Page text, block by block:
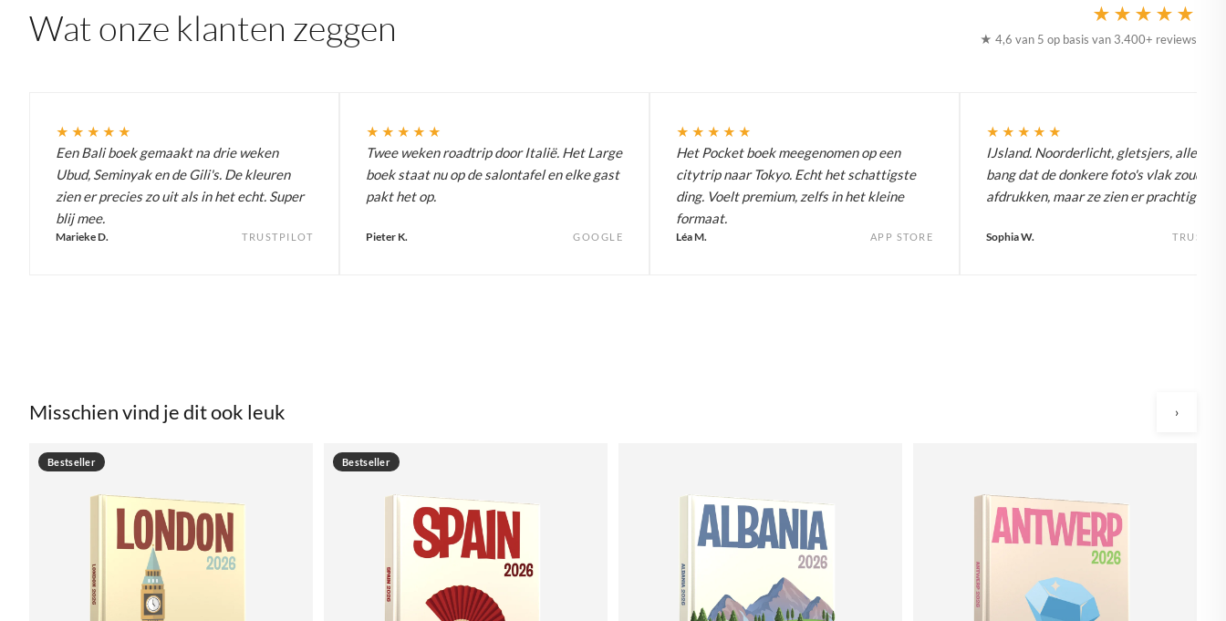
Wat onze klanten zeggen ★★★★★
★ 4,6 van 5 op basis van 3.400+ reviews
★★★★★
Een Bali boek gemaakt na drie weken
Ubud, Seminyak en de Gili's. De kleuren
zien er precies zo uit als in het echt. Super
blij mee.
Marieke D. TRUSTPILOT
★★★★★
Twee weken roadtrip door Italië. Het Large
boek staat nu op de salontafel en elke gast
pakt het op.
Pieter K. GOOGLE
★★★★★
Het Pocket boek meegenomen op een
citytrip naar Tokyo. Echt het schattigste
ding. Voelt premium, zelfs in het kleine
formaat.
Léa M. APP STORE
★★★★★
IJsland. Noorderlicht, gletsjers, alles.
bang dat de donkere foto's vlak zouden
afdrukken, maar ze zien er prachtig uit.
Sophia W.
Misschien vind je dit ook leuk ›
Bestseller Bestseller